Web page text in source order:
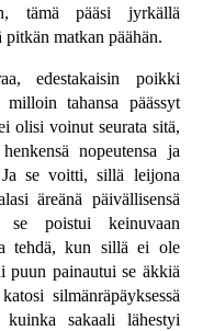
tämä pääsi jyrkällä
matkan päähän.
edestakaisin poikki
tahansa päässyt
olisi voinut seurata sitä,
nopeutensa ja
Ja se voitti, sillä leijona
äreänä päivällisensä
se poistui keinuvaan
tehdä, kun sillä ei ole
puun painautui se äkkiä
silmänräpäyksessä
sakaali lähestyi